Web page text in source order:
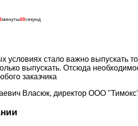
минуты50секунд
условиях стало важно выпускать
выпускать. Отсюда
заказчика
Власюк, директор ООО